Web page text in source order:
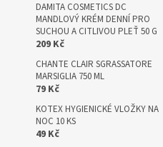
DAMITA COSMETICS DC
MANDLOVÝ KRÉM DENNÍ PRO
SUCHOU A CITLIVOU PLEŤ 50 G
209 Kč
CHANTE CLAIR SGRASSATORE
MARSIGLIA 750 ML
79 Kč
KOTEX HYGIENICKÉ VLOŽKY NA
NOC 10 KS
49 Kč